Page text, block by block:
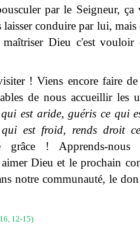
par le Seigneur, ça
conduire par lui, mais
Dieu c'est vouloir
! Viens encore faire
de nous accueillir les
est aride, guéris ce qui
est froid, rends droit
grâce ! Apprends-
Dieu et le prochain
notre communauté, le don
12-15)